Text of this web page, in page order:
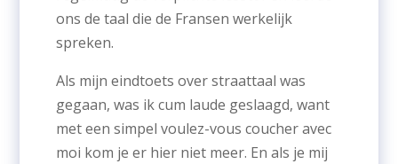
ons de taal die de Fransen werkelijk
spreken.
Als mijn eindtoets over straattaal was
gegaan, was ik cum laude geslaagd, want
met een simpel voulez-vous coucher avec
moi kom je er hier niet meer. En als je mij